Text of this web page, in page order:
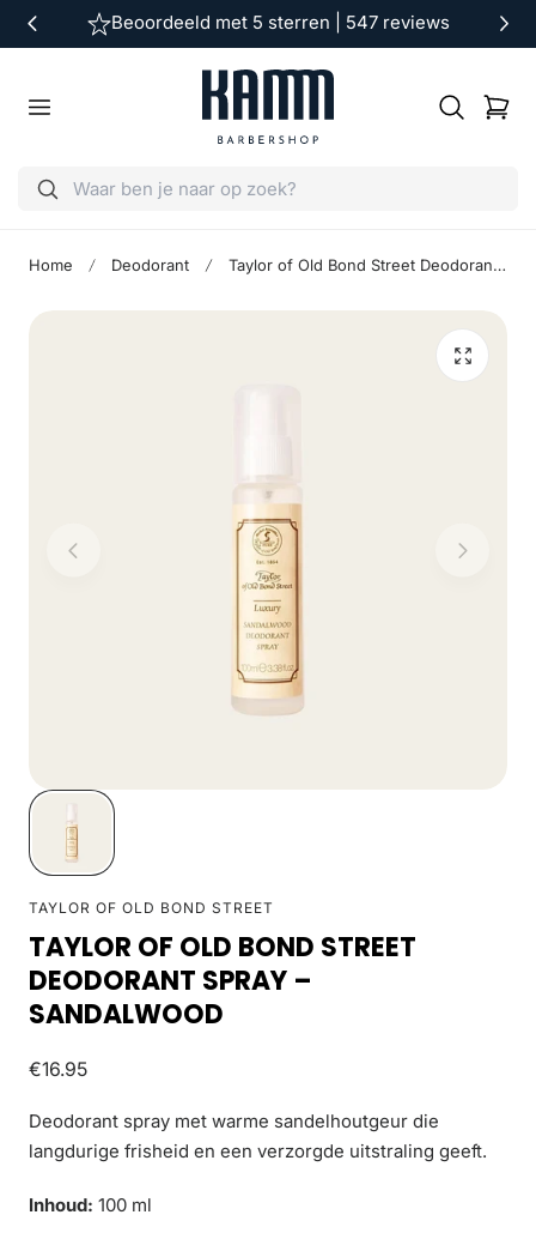
de inhoudBeoordeeld met 5 sterren | 547 reviews
Home Deodorant Taylor of Old Bond Street Deodorant Spray – Sandalwood
TAYLOR OF OLD BOND STREET
TAYLOR OF OLD BOND STREET
DEODORANT SPRAY –
SANDALWOOD
Normale
€16.95
Deodorant spray met warme sandelhoutgeur die
langdurige frisheid en een verzorgde uitstraling geeft.
Inhoud: 100 ml